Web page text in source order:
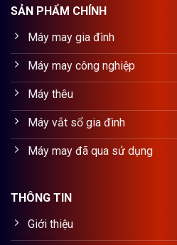
SẢN PHẨM CHÍNH
Máy may gia đình
Máy may công nghiệp
Máy thêu
Máy vắt sổ gia đình
Máy may đã qua sử dụng
THÔNG TIN
Giới thiệu